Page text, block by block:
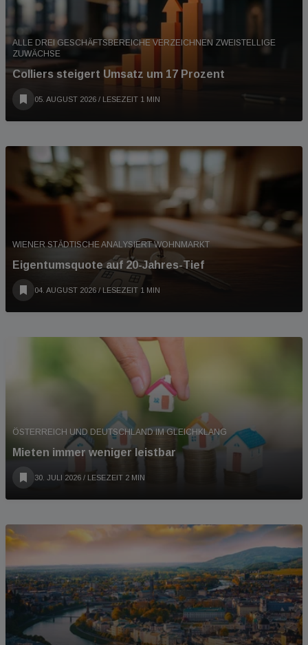
ALLE DREI GESCHÄFTSBEREICHE VERZEICHNEN ZWEISTELLIGE
ZUWÄCHSE
Colliers steigert Umsatz um 17 Prozent
05. AUGUST 2026 / LESEZEIT 1 MIN
WIENER STÄDTISCHE ANALYSIERT WOHNMARKT
Eigentumsquote auf 20-Jahres-Tief
04. AUGUST 2026 / LESEZEIT 1 MIN
ÖSTERREICH UND DEUTSCHLAND IM GLEICHKLANG
Mieten immer weniger leistbar
30. JULI 2026 / LESEZEIT 2 MIN